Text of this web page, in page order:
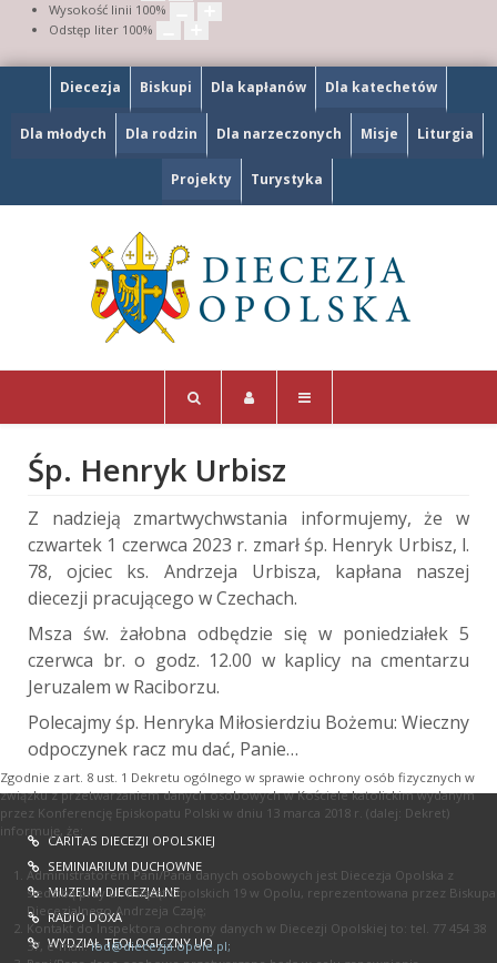
Wysokość linii 100%
Odstęp liter 100%
Diecezja Biskupi Dla kapłanów Dla katechetów
Dla młodych Dla rodzin Dla narzeczonych Misje Liturgia
Projekty Turystyka
Śp. Henryk Urbisz
Z nadzieją zmartwychwstania informujemy, że w
czwartek 1 czerwca 2023 r. zmarł śp. Henryk Urbisz, l.
78, ojciec ks. Andrzeja Urbisza, kapłana naszej
diecezji pracującego w Czechach.
Msza św. żałobna odbędzie się w poniedziałek 5
czerwca br. o godz. 12.00 w kaplicy na cmentarzu
Jeruzalem w Raciborzu.
Polecajmy śp. Henryka Miłosierdziu Bożemu: Wieczny
odpoczynek racz mu dać, Panie…
CARITAS DIECEZJI OPOLSKIEJ
SEMINIARIUM DUCHOWNE
MUZEUM DIECEZJALNE
RADIO DOXA
WYDZIAŁ TEOLOGICZNY UO
Zgodnie z art. 8 ust. 1 Dekretu ogólnego w sprawie ochrony osób fizycznych w
związku z przetwarzaniem danych osobowych w Kościele katolickim wydanym
przez Konferencję Episkopatu Polski w dniu 13 marca 2018 r. (dalej: Dekret)
informuję, że:
Administratorem Pani/Pana danych osobowych jest Diecezja Opolska z
siedzibą przy ul. Książąt Opolskich 19 w Opolu, reprezentowana przez Biskupa
Diecezjalnego Andrzeja Czaję;
Kontakt do Inspektora ochrony danych w Diecezji Opolskiej to: tel. 77 454 38
37, e-mail:iod@diecezja.opole.pl;